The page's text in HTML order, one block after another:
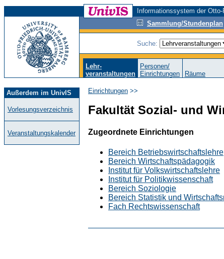
Informationssystem der
Sammlung/Stundenplan
Suche:
Lehr-
veranstaltungen
Personen/
Einrichtungen
Räume
Außerdem im UnivIS
Vorlesungsverzeichnis
Veranstaltungskalender
Einrichtungen >>
Fakultät Sozial- und
Zugeordnete Einrichtungen
Bereich Betriebswirtschaftslehre
Bereich Wirtschaftspädagogik
Institut für Volkswirtschaftslehre
Institut für Politikwissenschaft
Bereich Soziologie
Bereich Statistik und
Fach Rechtswissenschaft